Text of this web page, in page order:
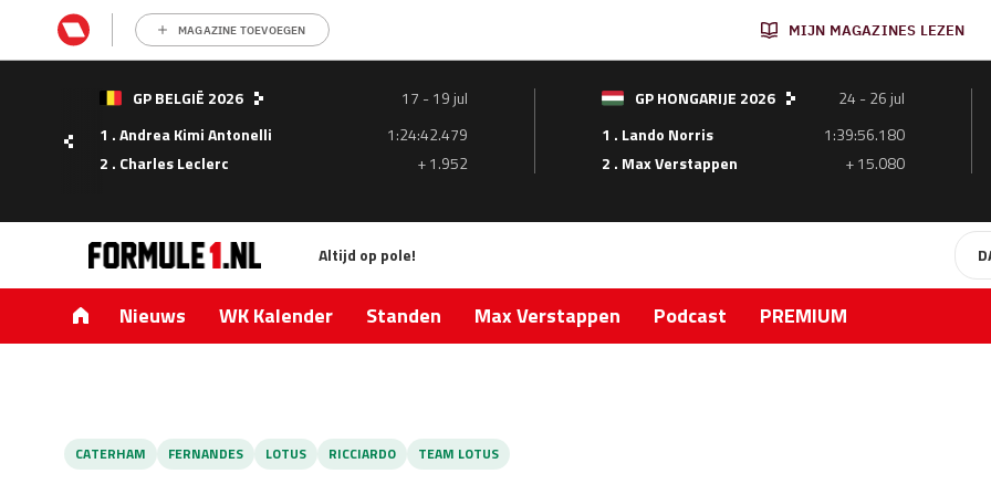
MAGAZINE TOEVOEGEN MIJN MAGAZINES LEZEN
GP BELGIË 2026
17 - 19 jul
1 . Andrea Kimi Antonelli
1:24:42.479
2 . Charles Leclerc
+ 1.952
GP HONGARIJE 2026
24 - 26 jul
1 . Lando Norris
1:39:56.180
2 . Max Verstappen
+ 15.080
Altijd op pole!
Nieuws WK Kalender Standen Max Verstappen Podcast PREMIUM
CATERHAM FERNANDES LOTUS RICCIARDO TEAM LOTUS